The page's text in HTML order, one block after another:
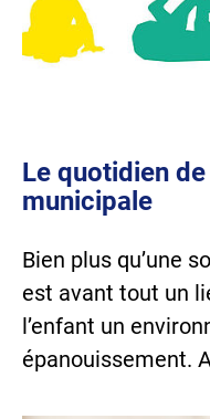
Le quotidien
municipale
Bien plus qu’une
est avant tout un
l’enfant un
épanouissement.